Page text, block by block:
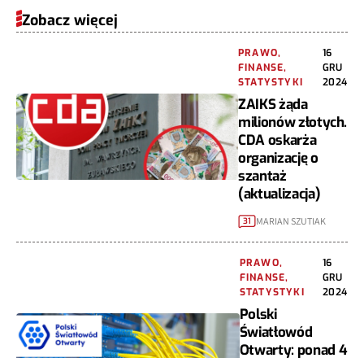
Zobacz więcej
PRAWO,
FINANSE,
STATYSTYKI
16
GRU
2024
ZAIKS żąda
milionów złotych.
CDA oskarża
organizację o
szantaż
(aktualizacja)
31 MARIAN SZUTIAK
PRAWO,
FINANSE,
STATYSTYKI
16
GRU
2024
Polski
Światłowód
Otwarty: ponad 4